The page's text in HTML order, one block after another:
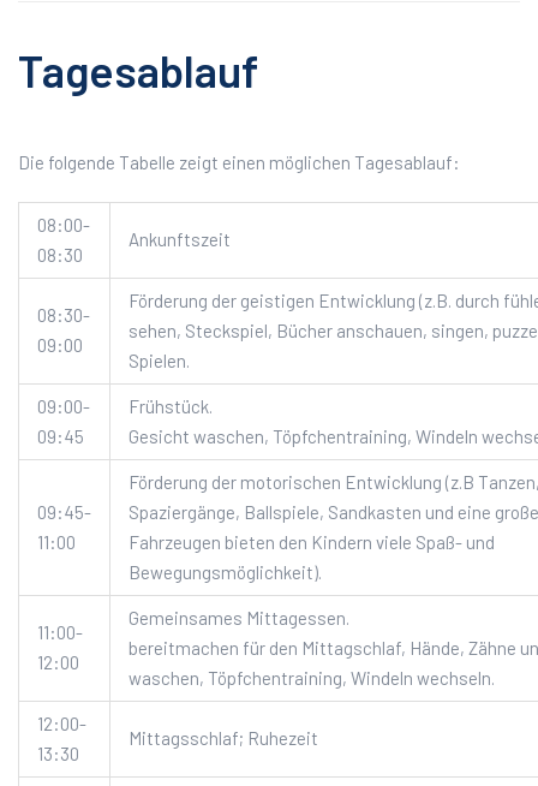
Tagesablauf
Die folgende Tabelle zeigt einen möglichen Tagesablauf:
08:00-
08:30
Ankunftszeit
08:30-
09:00
Förderung der geistigen Entwicklung (z.B. durch
sehen, Steckspiel, Bücher anschauen, singen,
Spielen.
09:00-
09:45
Frühstück. Hände
Gesicht waschen, Töpfchentraining, Windeln
09:45-
11:00
Förderung der motorischen Entwicklung (z.B
Spaziergänge, Ballspiele, Sandkasten und eine
Fahrzeugen bieten den Kindern viele Spaß- und
Bewegungsmöglichkeit).
11:00-
12:00
Gemeinsames Mittagessen.
bereitmachen für den Mittagschlaf, Hände, Zähne
waschen, Töpfchentraining, Windeln wechseln.
12:00-
13:30
Mittagsschlaf; Ruhezeit